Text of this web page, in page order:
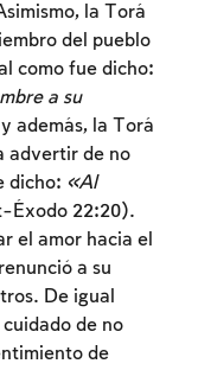
la Torá
del pueblo
como fue dicho:
a su
además, la Torá
advertir de no
dicho: «Al
Éxodo 22:20).
el amor hacia el
a su
De igual
de no
de